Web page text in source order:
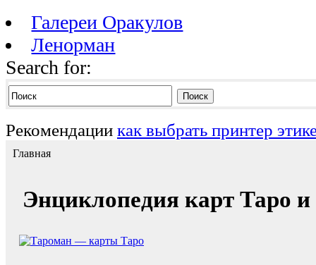
Галереи Оракулов
Ленорман
Search for:
Поиск
Рекомендации как выбрать принтер
Главная
Энциклопедия карт Таро и